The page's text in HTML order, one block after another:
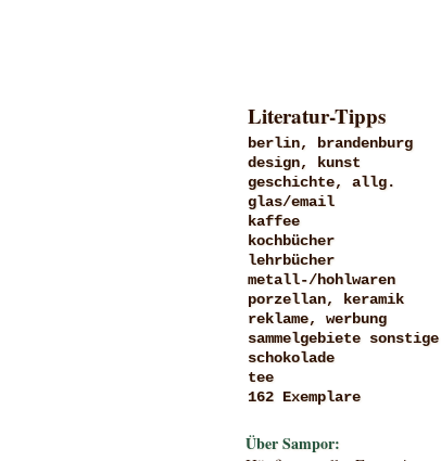
Literatur-Tipps
berlin, brandenburg
design, kunst
geschichte, allg.
glas/email
kaffee
kochbücher
lehrbücher
metall-/hohlwaren
porzellan, keramik
reklame, werbung
sammelgebiete sonstige
schokolade
tee
162 Exemplare
Über Sampor: